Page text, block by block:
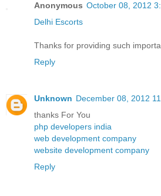
Anonymous October 08, 2012
Delhi Escorts
Thanks for providing such
Reply
Unknown December 08, 2012
thanks For You
php developers india
web development company
website development company
Reply